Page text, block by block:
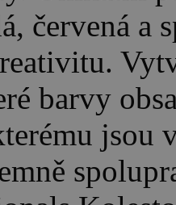
červená a
barvy
jsou